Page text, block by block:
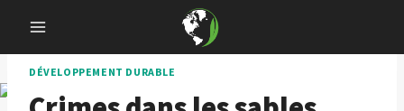
content
DÉVELOPPEMENT DURABLE